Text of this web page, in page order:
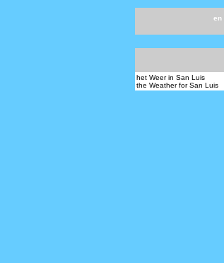
en
het Weer in San Luis
the Weather for San Luis